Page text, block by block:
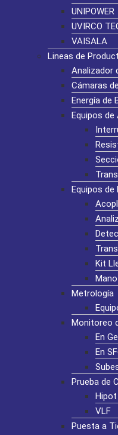
UNIPOWER
UVIRCO
VAISALA
Lineas de
Analizador
Cámaras
Energía de
Equipos de
Equipos de
Kit
Metrología
Monitoreo
En
En
Prueba de
Hipot
VLF
Puesta a